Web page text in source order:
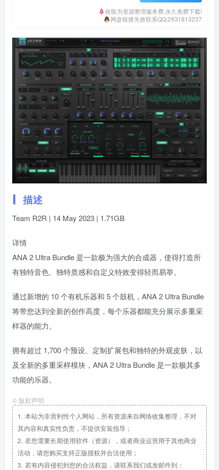
收取为资源整理服务费,永久免费下载!
网盘链接失效联系QQ:2931813237
描述
Team R2R | 14 May 2023 | 1.71GB
详情
ANA 2 Ultra Bundle 是一款极为强大的合成器，使得打造所
有独特音色、独特质感和自定义特效变得轻而易举。
通过新增的 10 个有机乐器和 5 个鼓机，ANA 2 Ultra Bundle
将带您达到全新的创作高度，每个乐器都能充分展示多重采
样器的能力。
拥有超过 1,700 个预设、定制扩展包和独特的外观皮肤，以
及全新的多重采样模块，ANA 2 Ultra Bundle 是一款极其多
功能的乐器。
© 版权声明
1. 本站为非营利性个人网站，所有资源来自网络收集整理，不对
其内容和真实性负责，不提供安装指导；
2. 若您需要长期使用软件（资源），或者商业运营用于其他商业
活动，请您购买支持正版授权并合法使用；
3. 若有内容侵犯到您的合法权益，请联系我们或发邮件到：